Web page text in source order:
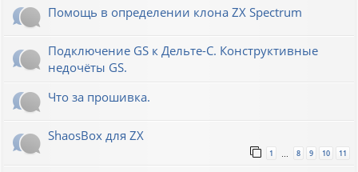
Помощь в определении клона ZX Spectrum
Подключение GS к Дельте-С. Конструктивные
недочёты GS.
Что за прошивка.
ShaosBox для ZX
1 … 8 9 10 11